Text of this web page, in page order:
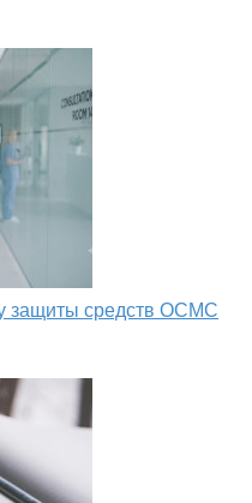
защиты средств ОСМС